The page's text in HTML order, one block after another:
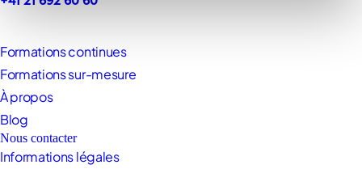
Formations continues
Formations sur-mesure
À propos
Blog
Nous contacter
Informations légales